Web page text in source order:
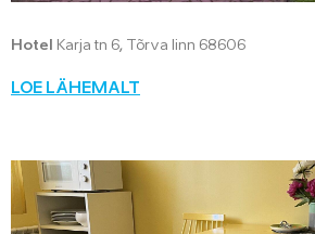
Hotel Karja tn 6, Tõrva linn 68606
LOE LÄHEMALT